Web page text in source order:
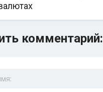
комментарий: